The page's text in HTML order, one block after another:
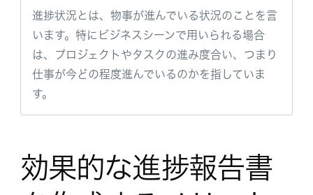
進捗状況とは、物事が進んでいる状況のことを言
います。特にビジネスシーンで用いられる場合
は、プロジェクトやタスクの進み度合い、つまり
仕事が今どの程度進んでいるのかを指していま
す。
効果的な進捗報告書